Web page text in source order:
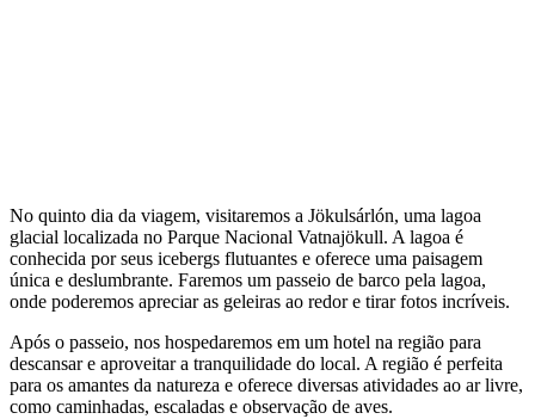
No quinto dia da viagem, visitaremos a Jökulsárlón, uma lagoa
glacial localizada no Parque Nacional Vatnajökull. A lagoa é
conhecida por seus icebergs flutuantes e oferece uma paisagem
única e deslumbrante. Faremos um passeio de barco pela lagoa,
onde poderemos apreciar as geleiras ao redor e tirar fotos incríveis.
Após o passeio, nos hospedaremos em um hotel na região para
descansar e aproveitar a tranquilidade do local. A região é perfeita
para os amantes da natureza e oferece diversas atividades ao ar livre,
como caminhadas, escaladas e observação de aves.